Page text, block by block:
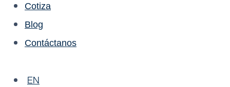
Cotiza
Blog
Contáctanos
EN